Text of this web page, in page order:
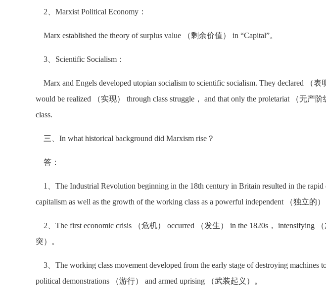
2、Marxist Political Economy：
Marx established the theory of surplus value （剩余价值） in “Capital”。
3、Scientific Socialism：
Marx and Engels developed utopian socialism to scientific socialism. They declared （表
would be realized （实现） through class struggle， and that only the proletariat （无产
class.
三、In what historical background did Marxism rise？
答：
1、The Industrial Revolution beginning in the 18th century in Britain resulted in the rapid
capitalism as well as the growth of the working class as a powerful independent （独立的
2、The first economic crisis （危机） occurred （发生） in the 1820s， intensifying
突）。
3、The working class movement developed from the early stage of destroying machines
political demonstrations （游行） and armed uprising （武装起义）。